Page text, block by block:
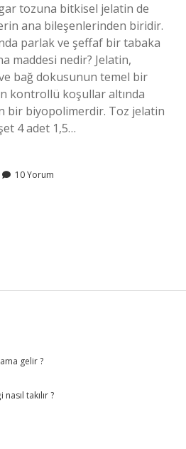
tozuna bitkisel jelatin de
ana bileşenlerinden biridir.
parlak ve şeffaf bir tabaka
maddesi nedir? Jelatin,
bağ dokusunun temel bir
kontrollü koşullar altında
bir biyopolimerdir. Toz jelatin
4 adet 1,5…
10 Yorum
gelir ?
takılır ?